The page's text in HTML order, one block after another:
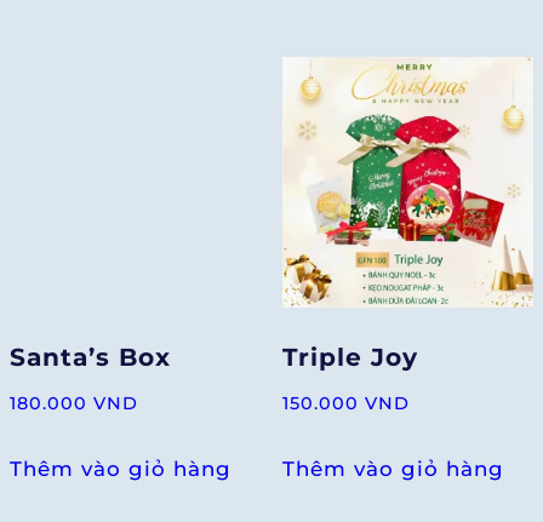
Santa’s Box
180.000 VND
Thêm vào giỏ hàng
Triple Joy
150.000 VND
Thêm vào giỏ hàng